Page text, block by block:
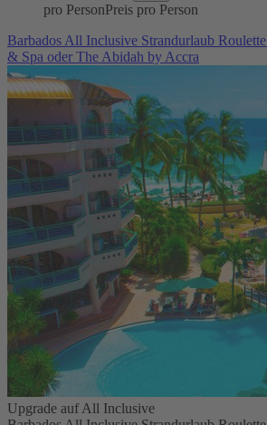
pro PersonPreis pro Person
Barbados All Inclusive Strandurlaub
& Spa oder The Abidah by Accra
Upgrade auf All Inclusive